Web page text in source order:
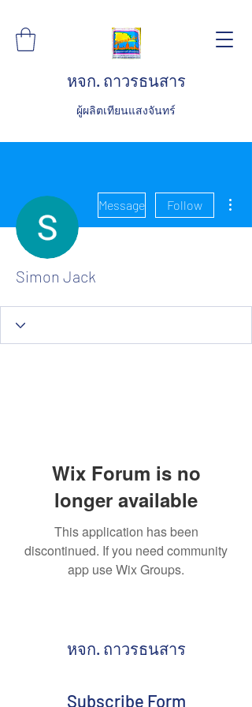
หจก. ถาวรธนสาร
ผู้ผลิตเทียนแสงจันทร์
Message Follow
Simon Jack
Wix Forum is no
longer available
This application has been
discontinued. If you need community
app use Wix Groups.
หจก. ถาวรธนสาร
Subscribe Form